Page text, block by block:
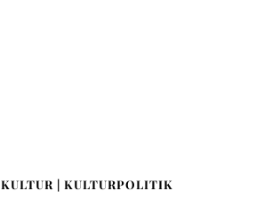
KULTUR | KULTURPOLITIK